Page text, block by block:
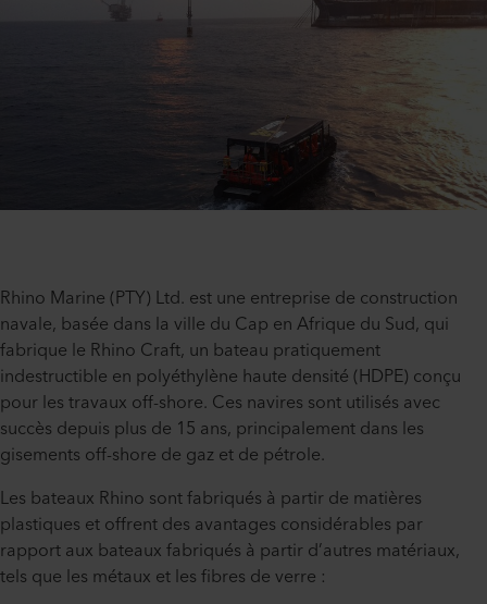
Rhino Marine (PTY) Ltd. est une entreprise de construction
navale, basée dans la ville du Cap en Afrique du Sud, qui
fabrique le Rhino Craft, un bateau pratiquement
indestructible en polyéthylène haute densité (HDPE) conçu
pour les travaux off-shore. Ces navires sont utilisés avec
succès depuis plus de 15 ans, principalement dans les
gisements off-shore de gaz et de pétrole.
Les bateaux Rhino sont fabriqués à partir de matières
plastiques et offrent des avantages considérables par
rapport aux bateaux fabriqués à partir d’autres matériaux,
tels que les métaux et les fibres de verre :